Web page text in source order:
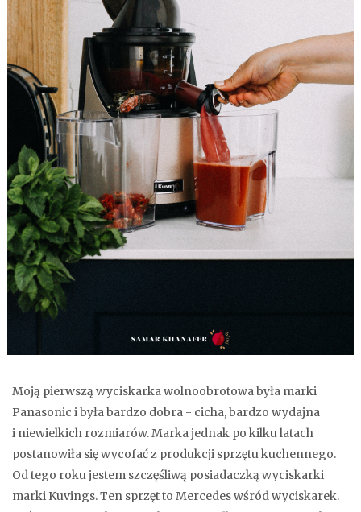
Moją pierwszą wyciskarka wolnoobrotowa była marki
Panasonic i była bardzo dobra - cicha, bardzo wydajna
i niewielkich rozmiarów. Marka jednak po kilku latach
postanowiła się wycofać z produkcji sprzętu kuchennego.
Od tego roku jestem szczęśliwą posiadaczką wyciskarki
marki Kuvings. Ten sprzęt to Mercedes wśród wyciskarek.